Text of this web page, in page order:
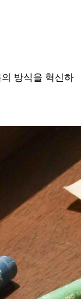
방식을 혁신하